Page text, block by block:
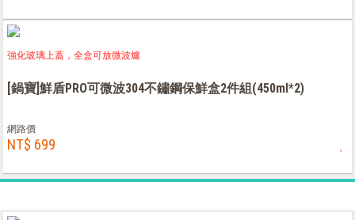
強化玻璃上蓋，全盒可放微波爐
[鍋寶]鮮盾PRO可微波304不鏽鋼保鮮盒2件組(450ml*2)
網路價
NT$ 699